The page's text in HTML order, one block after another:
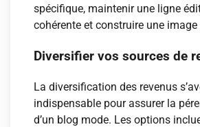
spécifique, maintenir une ligne
cohérente et construire une
Diversifier vos sources de
La diversification des revenus
indispensable pour assurer la
d’un blog mode. Les options